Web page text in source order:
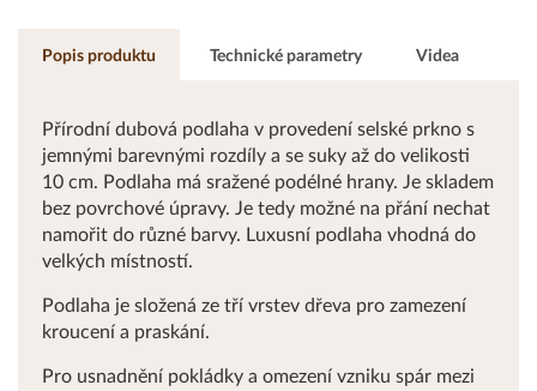
Popis produktu Technické parametry Videa
Přírodní dubová podlaha v provedení selské prkno s
jemnými barevnými rozdíly a se suky až do velikosti
10 cm. Podlaha má sražené podélné hrany. Je skladem
bez povrchové úpravy. Je tedy možné na přání nechat
namořit do různé barvy. Luxusní podlaha vhodná do
velkých místností.
Podlaha je složená ze tří vrstev dřeva pro zamezení
kroucení a praskání.
Pro usnadnění pokládky a omezení vzniku spár mezi